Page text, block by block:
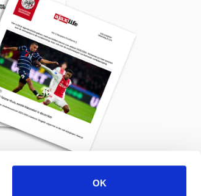
OK
aan voor de nieuwsbrief